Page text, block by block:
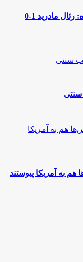
فینال چمپیونزلیگ 2016- میلان/ گزارش زنده: رئال مادرید 1-0
سنتی
به آمریکا پیوستند